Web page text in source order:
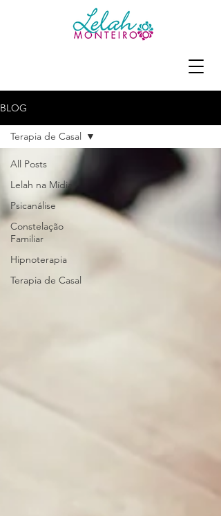
BLOG
All Posts
Lelah na Mídia
Psicanálise
Constelação
Familiar
Hipnoterapia
Terapia de Casal
Terapia de Casal